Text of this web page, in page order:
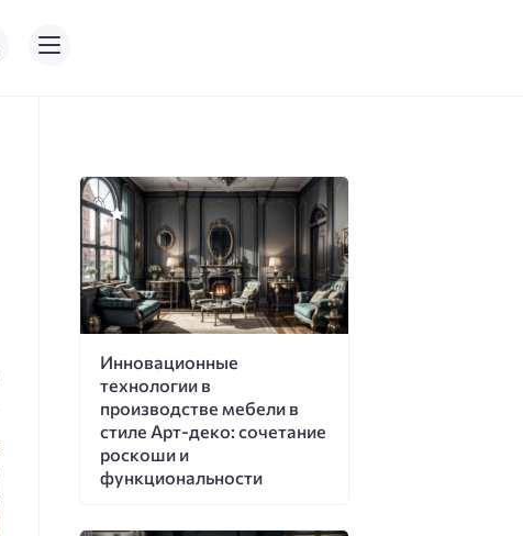
Инновационные
технологии в
производстве мебели в
стиле Арт-деко: сочетание
роскоши и
функциональности